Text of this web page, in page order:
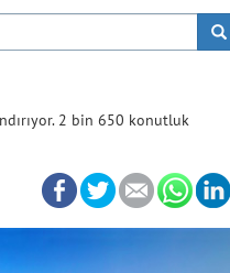
2 bin 650 konutluk